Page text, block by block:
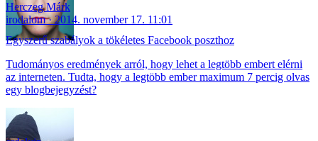
Herczeg Márk
irodalom
2014. november 17. 11:01
Egyszerű szabályok a tökéletes Facebook poszthoz
Tudományos eredmények arról, hogy lehet a legtöbb embert elérni
az interneten. Tudta, hogy a legtöbb ember maximum 7 percig olvas
egy blogbejegyzést?